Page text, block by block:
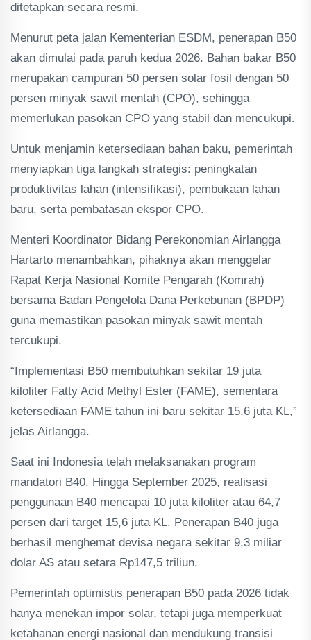
ditetapkan secara resmi.
Menurut peta jalan Kementerian ESDM, penerapan B50
akan dimulai pada paruh kedua 2026. Bahan bakar B50
merupakan campuran 50 persen solar fosil dengan 50
persen minyak sawit mentah (CPO), sehingga
memerlukan pasokan CPO yang stabil dan mencukupi.
Untuk menjamin ketersediaan bahan baku, pemerintah
menyiapkan tiga langkah strategis: peningkatan
produktivitas lahan (intensifikasi), pembukaan lahan
baru, serta pembatasan ekspor CPO.
Menteri Koordinator Bidang Perekonomian Airlangga
Hartarto menambahkan, pihaknya akan menggelar
Rapat Kerja Nasional Komite Pengarah (Komrah)
bersama Badan Pengelola Dana Perkebunan (BPDP)
guna memastikan pasokan minyak sawit mentah
tercukupi.
“Implementasi B50 membutuhkan sekitar 19 juta
kiloliter Fatty Acid Methyl Ester (FAME), sementara
ketersediaan FAME tahun ini baru sekitar 15,6 juta KL,”
jelas Airlangga.
Saat ini Indonesia telah melaksanakan program
mandatori B40. Hingga September 2025, realisasi
penggunaan B40 mencapai 10 juta kiloliter atau 64,7
persen dari target 15,6 juta KL. Penerapan B40 juga
berhasil menghemat devisa negara sekitar 9,3 miliar
dolar AS atau setara Rp147,5 triliun.
Pemerintah optimistis penerapan B50 pada 2026 tidak
hanya menekan impor solar, tetapi juga memperkuat
ketahanan energi nasional dan mendukung transisi